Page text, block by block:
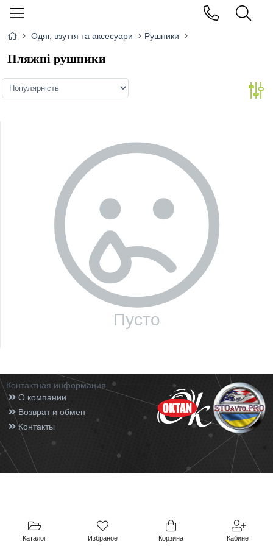
Каталог Избраное Корзина Кабинет
Одяг, взуття та аксесуари Рушники
Пляжні рушники
Пусто
Контактная информация
О компании
Возврат и обмен
Контакты